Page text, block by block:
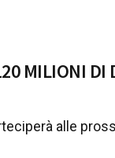
MILIONI
alle